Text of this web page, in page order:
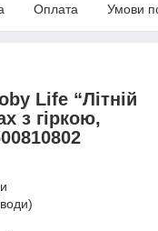
Оплата Умови
Life “Літній
з гіркою,